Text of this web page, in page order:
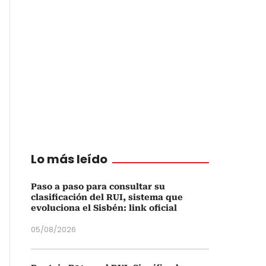
Lo más leído
Paso a paso para consultar su
clasificación del RUI, sistema que
evoluciona el Sisbén: link oficial
05/08/2026